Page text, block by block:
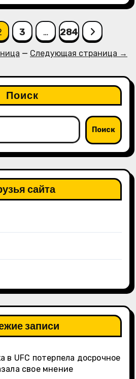
3 … 284
— Следующая страница →
Поиск
Поиск
сайта
записи
в UFC потерпела досрочное
свое мнение